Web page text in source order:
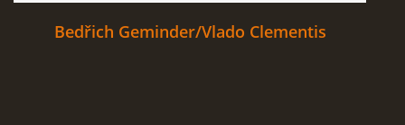
Bedřich Geminder/Vlado Clementis